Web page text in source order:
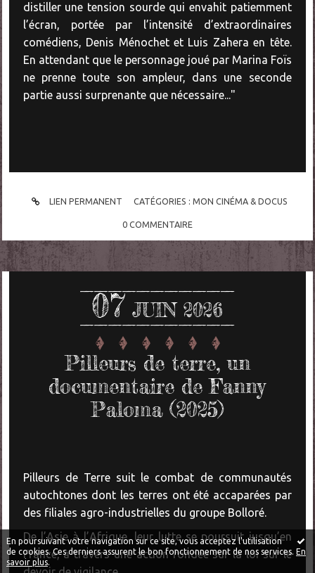
En poursuivant votre navigation sur ce site, vous acceptez l'utilisation
de cookies. Ces derniers assurent le bon fonctionnement de nos services. En
savoir plus.
distiller une tension sourde qui envahit patiemment
l’écran, portée par l’intensité d’extraordinaires
comédiens, Denis Ménochet et Luis Zahera en tête.
En attendant que le personnage joué par Marina Foïs
ne prenne toute son ampleur, dans une seconde
partie aussi surprenante que nécessaire..."
LIEN PERMANENT CATÉGORIES : MON CINÉMA & DOCUS
0 COMMENTAIRE
07 JUIN 2026
Pilleurs de terre, un
documentaire de Fanny
Paloma (2025)
Pilleurs de Terre suit le combat de communautés
autochtones dont les terres ont été accaparées par
des filiales agro-industrielles du groupe Bolloré.
De l’Asie à l’Afrique, leur lutte se poursuit jusqu’en
France, à travers une action fondée sur la loi sur le